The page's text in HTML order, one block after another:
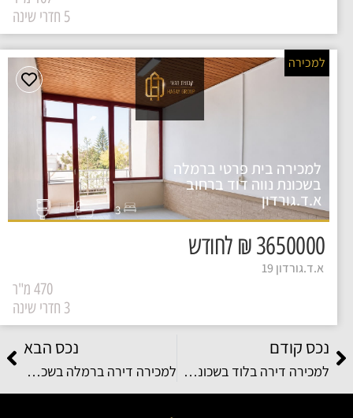
למכירה בית פרטי ברמלה
בשכונת נווה דוד ברחוב
א.ד.גורדון 3
3650000 ₪ לחודש
א.ד.גורדון 19
למכירה
470 מ"ר
נכס קודם
למכירה דירה בלוד בשכונת אחיסמך ברחוב יעקב אבינו
נכס הבא
למכירה דירה ברמלה בשכונת קריית האומנים ברחוב עוזי חיטמן